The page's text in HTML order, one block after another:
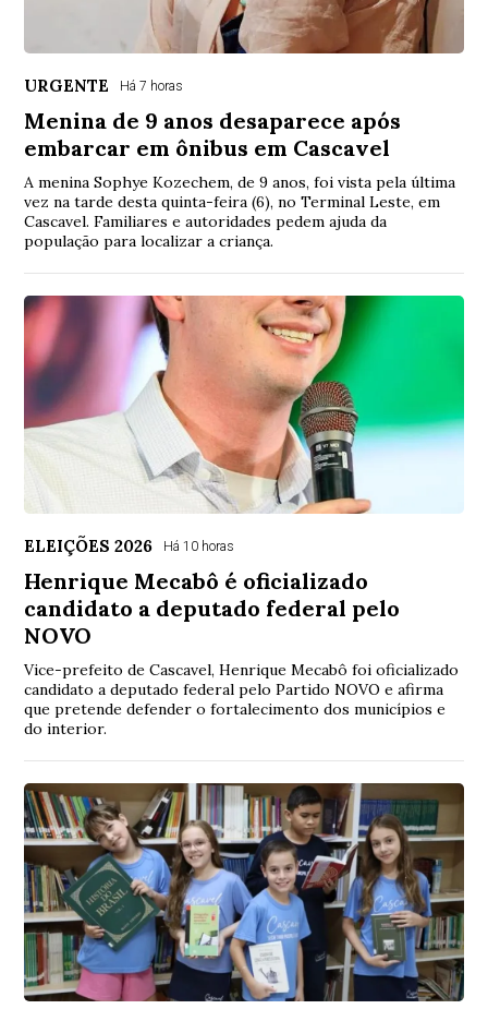
URGENTE Há 7 horas
Menina de 9 anos desaparece após
embarcar em ônibus em Cascavel
A menina Sophye Kozechem, de 9 anos, foi vista pela última
vez na tarde desta quinta-feira (6), no Terminal Leste, em
Cascavel. Familiares e autoridades pedem ajuda da
população para localizar a criança.
ELEIÇÕES 2026 Há 10 horas
Henrique Mecabô é oficializado
candidato a deputado federal pelo
NOVO
Vice-prefeito de Cascavel, Henrique Mecabô foi oficializado
candidato a deputado federal pelo Partido NOVO e afirma
que pretende defender o fortalecimento dos municípios e
do interior.